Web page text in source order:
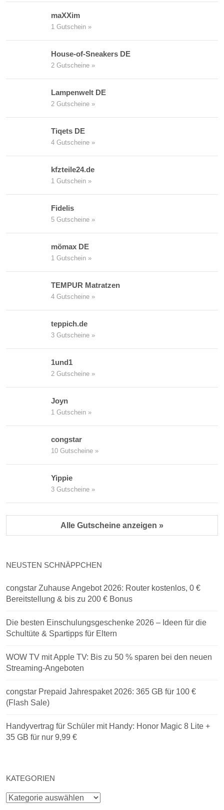
maXXim
1 Gutschein »
House-of-Sneakers DE
2 Gutscheine »
Lampenwelt DE
2 Gutscheine »
Tiqets DE
4 Gutscheine »
kfzteile24.de
1 Gutschein »
Fidelis
5 Gutscheine »
mömax DE
1 Gutschein »
TEMPUR Matratzen
4 Gutscheine »
teppich.de
3 Gutscheine »
1und1
2 Gutscheine »
Joyn
1 Gutschein »
congstar
10 Gutscheine »
Yippie
3 Gutscheine »
Alle Gutscheine anzeigen »
NEUSTEN SCHNÄPPCHEN
congstar Zuhause Angebot 2026: Router kostenlos, 0 €
Bereitstellung & bis zu 200 € Bonus
Die besten Einschulungsgeschenke 2026 – Ideen für die
Schultüte & Spartipps für Eltern
WOW TV mit Apple TV: Bis zu 50 % sparen bei den neuen
Streaming-Angeboten
congstar Prepaid Jahrespaket 2026: 365 GB für 100 €
(Flash Sale)
Handyvertrag für Schüler mit Handy: Honor Magic 8 Lite +
35 GB für nur 9,99 €
KATEGORIEN
Kategorien